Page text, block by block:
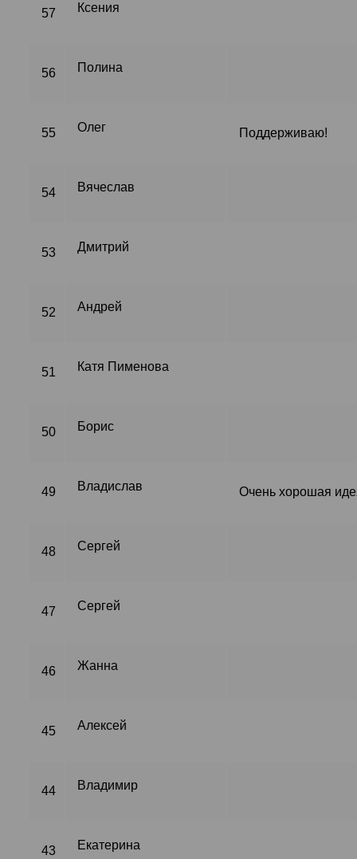
57 Ксения
56 Полина
55 Олег Поддерживаю!
54 Вячеслав
53 Дмитрий
52 Андрей
51 Катя Пименова
50 Борис
49 Владислав Очень хорошая
48 Сергей
47 Сергей
46 Жанна
45 Алексей
44 Владимир
43 Екатерина